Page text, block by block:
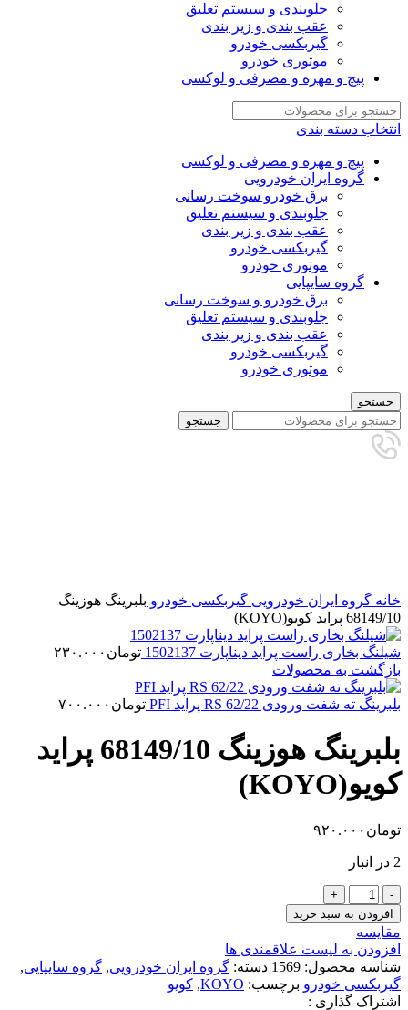
جلوبندی و سیستم تعلیق
عقب بندی و زیر بندی
گیربکسی خودرو
موتوری خودرو
پیچ و مهره و مصرفی و لوکسی
انتخاب دسته بندی
پیچ و مهره و مصرفی و لوکسی
گروه ایران خودرویی
برق خودرو سوخت رسانی
جلوبندی و سیستم تعلیق
عقب بندی و زیر بندی
گیربکسی خودرو
موتوری خودرو
گروه سایپایی
برق خودرو و سوخت رسانی
جلوبندی و سیستم تعلیق
عقب بندی و زیر بندی
گیربکسی خودرو
موتوری خودرو
جستجو
جستجو
خانه گروه ایران خودرویی گیربکسی خودرو بلبرینگ هوزینگ
68149/10 پراید کویو(KOYO)
شیلنگ بخاری راست پراید دیناپارت 1502137 تومان ۲۳۰.۰۰۰
بازگشت به محصولات
بلبرینگ ته شفت ورودی RS 62/22 پراید PFI تومان ۷۰۰.۰۰۰
بلبرینگ هوزینگ 68149/10 پراید
کویو(KOYO)
تومان ۹۲۰.۰۰۰
2 در انبار
بلبرینگ
هوزینگ
68149/10
پراید
کویو(KOYO)
عدد
افزودن به سبد خرید
مقایسه
افزودن به لیست علاقمندی ها
شناسه محصول: 1569 دسته: گروه ایران خودرویی, گروه سایپایی,
گیربکسی خودرو برچسب: KOYO
, کویو
اشتراک گذاری :